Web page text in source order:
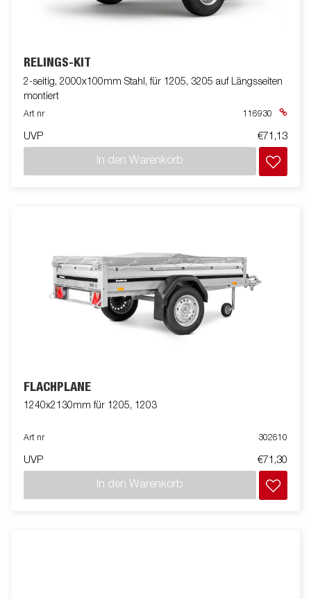
RELINGS-KIT
2-seitig, 2000x100mm Stahl, für 1205, 3205 auf Längsseiten
montiert
Art nr 116930
UVP €71,13
In den Warenkorb
FLACHPLANE
1240x2130mm für 1205, 1203
Art nr 302610
UVP €71,30
In den Warenkorb